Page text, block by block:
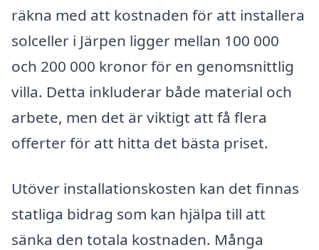
räkna med att kostnaden för att installera
solceller i Järpen ligger mellan 100 000
och 200 000 kronor för en genomsnittlig
villa. Detta inkluderar både material och
arbete, men det är viktigt att få flera
offerter för att hitta det bästa priset.
Utöver installationskosten kan det finnas
statliga bidrag som kan hjälpa till att
sänka den totala kostnaden. Många